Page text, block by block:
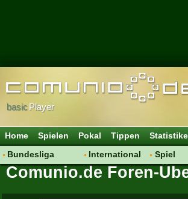
basicPlayer
Home Spielen Pokal Tippen
Bundesliga
Hot News
International
Vereine
Spiel
Regeln
Comunio.de Foren-